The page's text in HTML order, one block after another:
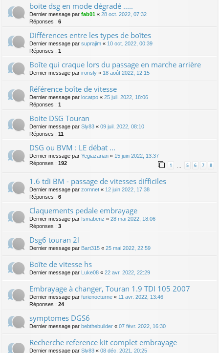
boite dsg en mode dégradé .....
Dernier message par fab01 « 28 oct. 2022, 07:32
Réponses : 6
Différences entre les types de boîtes
Dernier message par suprajim « 10 oct. 2022, 00:39
Réponses : 1
Boîte qui craque lors du passage en marche arrière
Dernier message par ironsly « 18 août 2022, 12:15
Référence boîte de vitesse
Dernier message par locatpo « 25 juil. 2022, 18:06
Réponses : 1
Boite DSG Touran
Dernier message par Sly83 « 09 juil. 2022, 08:10
Réponses : 11
DSG ou BVM : LE débat ...
Dernier message par Yegiazarian « 15 juin 2022, 13:37
Réponses : 192 1 5 6 7 8
1.6 tdi BM - passage de vitesses difficiles
Dernier message par zornnet « 12 juin 2022, 17:38
Réponses : 6
Claquements pedale embrayage
Dernier message par Ismabenz « 28 mai 2022, 18:06
Réponses : 3
Dsg6 touran 2l
Dernier message par Bart315 « 25 mai 2022, 22:59
Boîte de vitesse hs
Dernier message par Luke08 « 22 avr. 2022, 22:29
Embrayage à changer, Touran 1.9 TDI 105 2007
Dernier message par furienocturne « 11 avr. 2022, 13:46
Réponses : 24
symptomes DGS6
Dernier message par bebthebuilder « 07 févr. 2022, 16:30
Recherche reference kit complet embrayage
Dernier message par Sly83 « 08 déc. 2021, 20:25